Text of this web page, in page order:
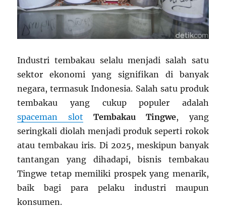
Industri tembakau selalu menjadi salah satu
sektor ekonomi yang signifikan di banyak
negara, termasuk Indonesia. Salah satu produk
tembakau yang cukup populer adalah
spaceman slot
Tembakau Tingwe, yang
seringkali diolah menjadi produk seperti rokok
atau tembakau iris. Di 2025, meskipun banyak
tantangan yang dihadapi, bisnis tembakau
Tingwe tetap memiliki prospek yang menarik,
baik bagi para pelaku industri maupun
konsumen.